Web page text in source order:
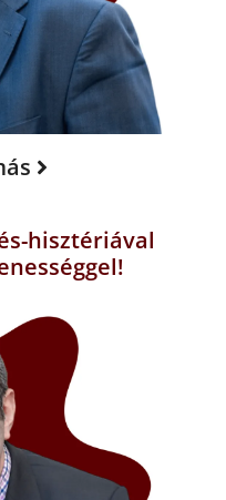
hisztériával